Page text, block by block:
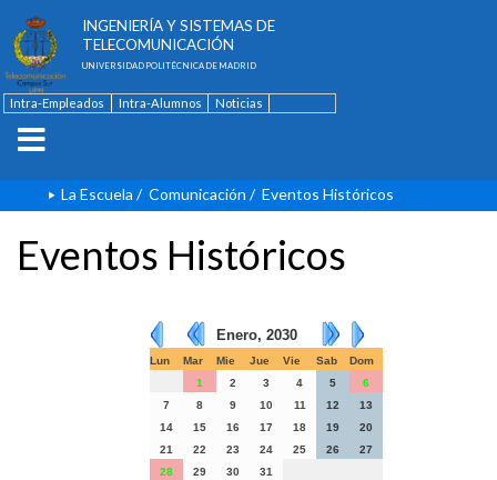
INGENIERÍA Y SISTEMAS DE
TELECOMUNICACIÓN
UNIVERSIDAD POLITÉCNICA DE MADRID
Intra-Empleados Intra-Alumnos
Noticias
La Escuela / Comunicación / Eventos Históricos
Eventos Históricos
Enero, 2030
Lun Mar Mie Jue Vie Sab
Dom
1
2 3 4 5
6
7
8 9 10 11 12
13
14
15 16 17 18 19
20
21
22 23 24 25 26
27
28
29 30 31